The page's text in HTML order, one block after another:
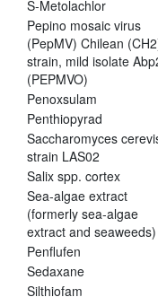
S-Metolachlor
Pepino mosaic virus
(PepMV) Chilean
strain, mild isolate
(PEPMVO)
Penoxsulam
Penthiopyrad
Saccharomyces
strain LAS02
Salix spp. cortex
Sea-algae extract
(formerly sea-algae
extract and seaweeds)
Penflufen
Sedaxane
Silthiofam